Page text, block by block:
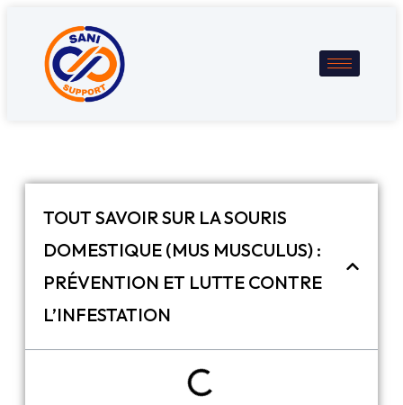
TOUT SAVOIR SUR LA SOURIS
DOMESTIQUE (MUS MUSCULUS) :
PRÉVENTION ET LUTTE CONTRE
L’INFESTATION